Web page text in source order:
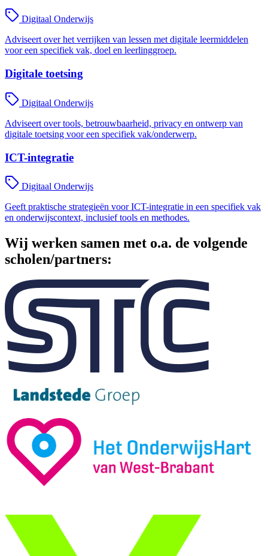
Digitaal Onderwijs
Adviseert over het verrijken van lessen met digitale leermiddelen
voor een specifiek vak, doel en leerlinggroep.
Digitale toetsing
Digitaal Onderwijs
Adviseert over tools, betrouwbaarheid, privacy en ontwerp van
digitale toetsing voor een specifiek vak/onderwerp.
ICT-integratie
Digitaal Onderwijs
Geeft praktische strategieën voor ICT-integratie in een specifiek vak
en onderwijscontext, inclusief tools en methodes.
Wij werken samen met o.a. de volgende
scholen/partners: